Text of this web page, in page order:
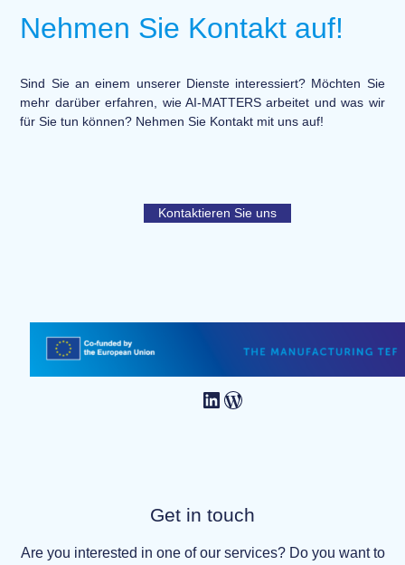
Nehmen Sie Kontakt auf!
Sind Sie an einem unserer Dienste interessiert? Möchten Sie
mehr darüber erfahren, wie AI-MATTERS arbeitet und was wir
für Sie tun können? Nehmen Sie Kontakt mit uns auf!
Kontaktieren Sie uns
Get in touch
Are you interested in one of our services? Do you want to